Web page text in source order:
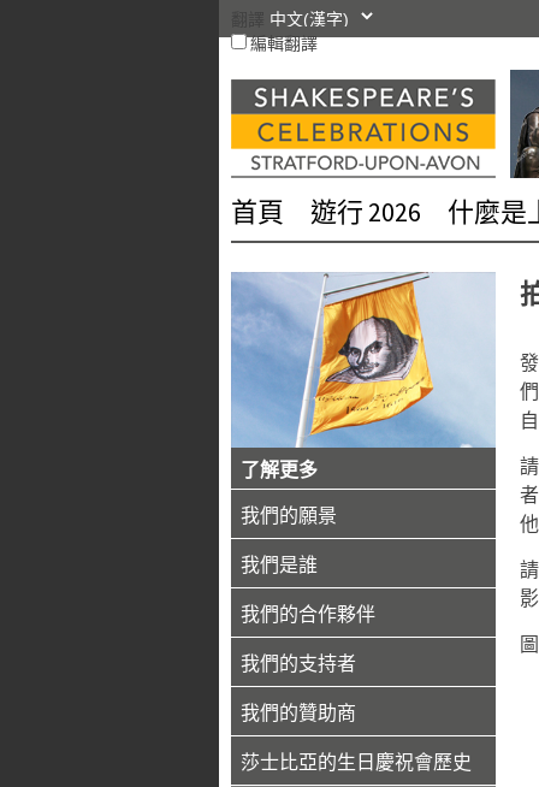
編輯翻譯
首頁 遊行 2026 什麼是
了解更多
我們的願景
我們是誰
我們的合作夥伴
我們的支持者
我們的贊助商
莎士比亞的生日慶祝會歷史